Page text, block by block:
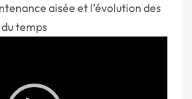
aisée et l’évolution des
temps